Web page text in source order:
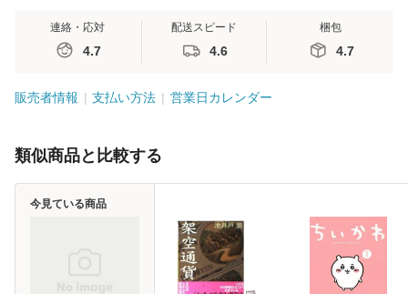
連絡・応対
4.7
配送スピード
4.6
梱包
4.7
販売者情報 支払い方法 営業日カレンダー
類似商品と比較する
今見ている商品